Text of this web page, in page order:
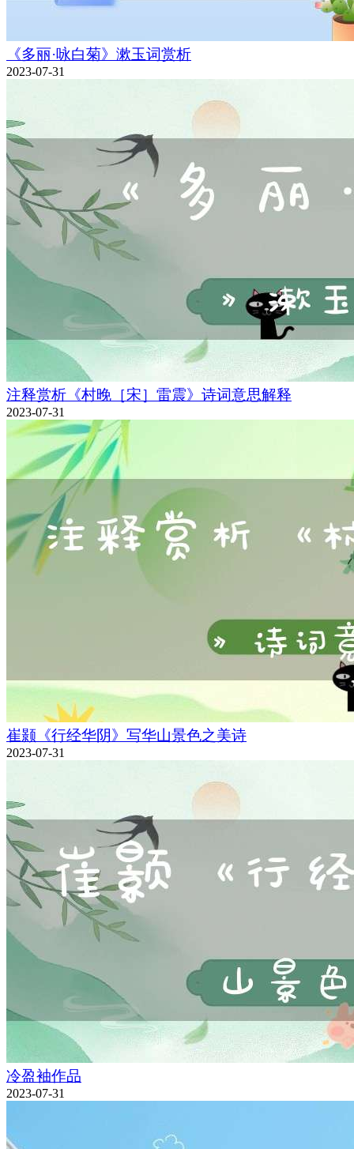
《多丽·咏白菊》漱玉词赏析
2023-07-31
注释赏析《村晚［宋］雷震》诗词意思解释
2023-07-31
崔颢《行经华阴》写华山景色之美诗
2023-07-31
冷盈袖作品
2023-07-31